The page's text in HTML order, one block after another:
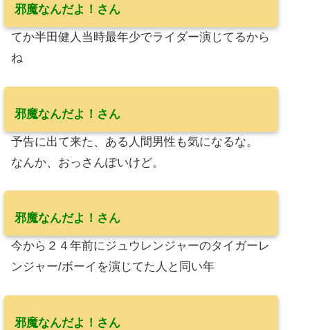
邪魔なんだよ！さん
てか半田健人当時最年少でライダー演じてるから
ね
邪魔なんだよ！さん
予告に出て来た、ある人間男性も気になるな。
なんか、おっさんぽいけど。
邪魔なんだよ！さん
今から２４年前にジュウレンジャーのタイガーレ
ンジャー/ボーイを演じてた人と同い年
邪魔なんだよ！さん